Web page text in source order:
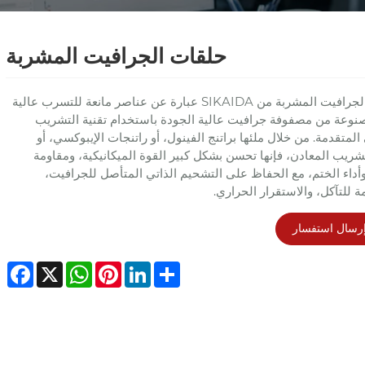
حلقات الجرافيت المشربة
حلقات الجرافيت المشربة من SIKAIDA عبارة عن عناصر مانعة للتسرب عالية
من مصفوفة جرافيت عالية الجودة باستخدام تقنية التشريب
من خلال ملئها براتنج الفينول، أو راتنجات الإيبوكسي، أو
المعادن، فإنها تحسن بشكل كبير القوة الميكانيكية، ومقاومة
وأداء الختم، مع الحفاظ على التشحيم الذاتي المتأصل للجرافيت،
للتآكل، والاستقرار الحراري.
استفسار
X
WhatsAppPinterestLinkedInShare